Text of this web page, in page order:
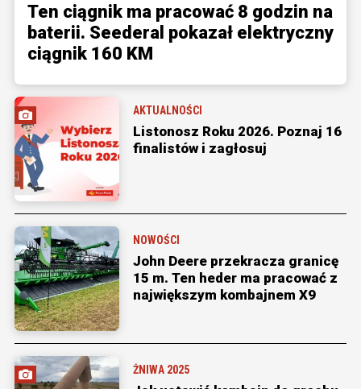
Ten ciągnik ma pracować 8 godzin na
baterii. Seederal pokazał elektryczny
ciągnik 160 KM
AKTUALNOŚCI
Listonosz Roku 2026. Poznaj 16
finalistów i zagłosuj
NOWOŚCI
John Deere przekracza granicę
15 m. Ten heder ma pracować z
największym kombajnem X9
ŻNIWA 2025